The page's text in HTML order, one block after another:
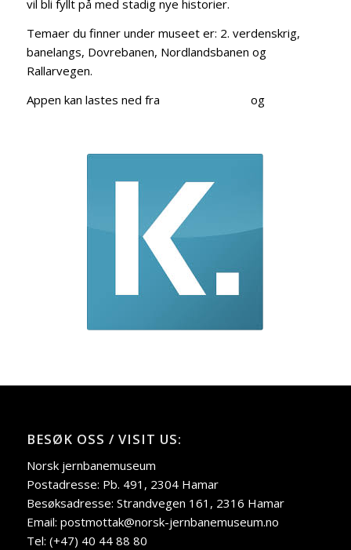
vil bli fyllt på med stadig nye historier.
Temaer du finner under museet er: 2. verdenskrig,
banelangs, Dovrebanen, Nordlandsbanen og
Rallarvegen.
Appen kan lastes ned fra
og
BESØK OSS / VISIT US:
Norsk jernbanemuseum
Postadresse: Pb. 491, 2304 Hamar
Besøksadresse: Strandvegen 161, 2316 Hamar
Email: postmottak@norsk-jernbanemuseum.no
Tel: (+47) 40 44 88 80